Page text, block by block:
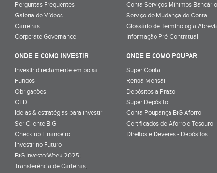
Perguntas Frequentes
Galeria de Vídeos
Carreiras
Corporate Governance
Conta Serviços Mínimos
Serviço de Mudança de Conta
Glossário de Terminologia
Informação Pré-Contratual
ONDE E COMO INVESTIR
Investir directamente em bolsa
Fundos
Obrigações
CFD
Ideias & estratégias para investir
Ser Cliente BiG
Check up Financeiro
Investir no Futuro
BiG InvestorWeek 2025;
Transferência de Carteiras;
ONDE E COMO POUPAR
Super Conta
Renda Mensal
Depósitos a Prazo
Super Depósito
Conta Poupança BiG Aforro
Certificados de Aforro e Tesouro
Direitos e Deveres - Depósitos